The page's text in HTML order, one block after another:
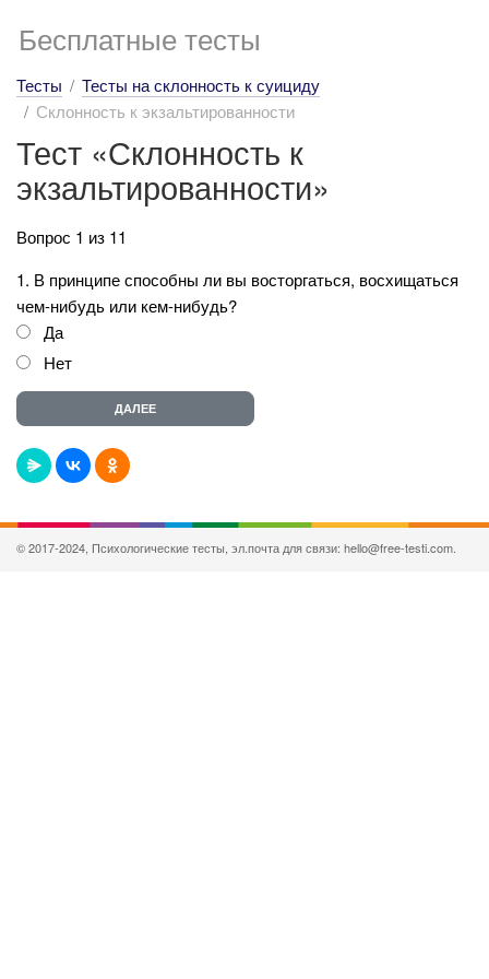
Бесплатные тесты
Тесты
Тесты на склонность к суициду
Склонность к экзальтированности
Тест «Склонность к
экзальтированности»
Вопрос 1 из 11
1. В принципе способны ли вы восторгаться, восхищаться
чем-нибудь или кем-нибудь?
Да
Нет
© 2017-2024, Психологические тесты, эл.почта для связи: hello@free-testi.com.